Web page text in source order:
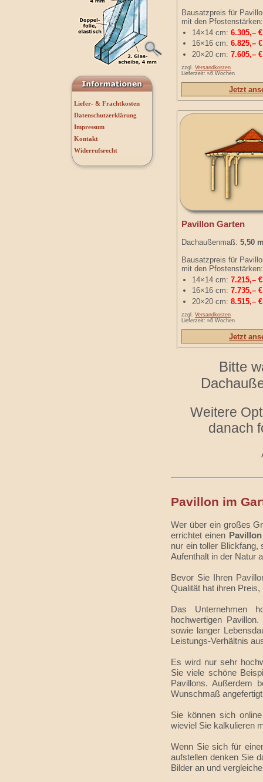
Liefer- & Frachtkosten
Datenschutzerklärung
Impressum
Kontakt
Widerrufsrecht
Bausatzpreis für
mit den Pfostenstärken:
14×14 cm: 6.305,– €
16×16 cm: 6.825,– €
20×20 cm: 7.605,– €
zzgl. Versandkosten
Lieferzeit: ≈6 Wochen
Jetzt
Pavillon Garten
Dachaußenmaß: 5,50
Bausatzpreis für
mit den Pfostenstärken:
14×14 cm: 7.215,– €
16×16 cm: 7.735,– €
20×20 cm: 8.515,– €
zzgl. Versandkosten
Lieferzeit: ≈6 Wochen
Jetzt
Bitte
Weitere
danach
Pavillon im
Wer über ein großes
errichtet einen
nur ein toller
Aufenthalt in der Natur
Bevor Sie Ihren
Qualität hat ihren
Das Unternehmen
hochwertigen
sowie langer
Leistungs-Verhältnis
Es wird nur sehr
Sie viele schöne
Pavillons. Außerdem
Wunschmaß
Sie können sich
wieviel Sie kalkulieren
Wenn Sie sich für
aufstellen denken Sie
Bilder an und